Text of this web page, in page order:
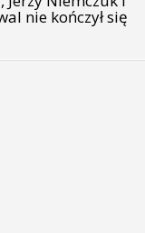
nie kończył się